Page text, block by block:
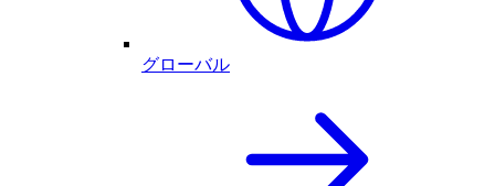
グローバル